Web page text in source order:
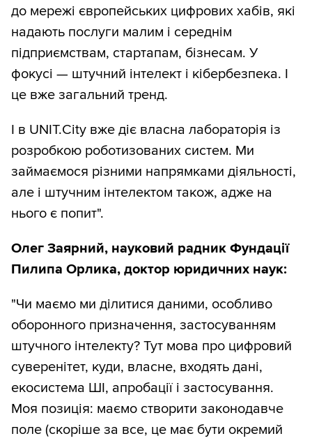
до мережі європейських цифрових хабів, які
надають послуги малим і середнім
підприємствам, стартапам, бізнесам. У
фокусі — штучний інтелект і кібербезпека. І
це вже загальний тренд.
І в UNIT.City вже діє власна лабораторія із
розробкою роботизованих систем. Ми
займаємося різними напрямками діяльності,
але і штучним інтелектом також, адже на
нього є попит".
Олег Заярний, науковий радник Фундації
Пилипа Орлика, доктор юридичних наук:
"Чи маємо ми ділитися даними, особливо
оборонного призначення, застосуванням
штучного інтелекту? Тут мова про цифровий
суверенітет, куди, власне, входять дані,
екосистема ШІ, апробації і застосування.
Моя позиція: маємо створити законодавче
поле (скоріше за все, це має бути окремий